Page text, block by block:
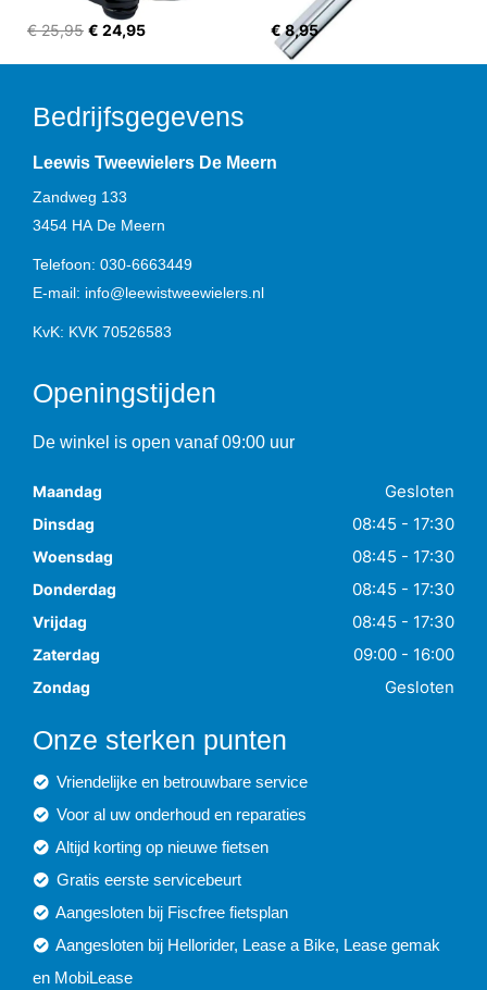
€ 25,95 € 24,95 € 8,95
Bedrijfsgegevens
Leewis Tweewielers De Meern
Zandweg 133
3454 HA De Meern
Telefoon: 030-6663449
E-mail: info@leewistweewielers.nl
KvK: KVK 70526583
Openingstijden
De winkel is open vanaf 09:00 uur
Maandag Gesloten
Dinsdag 08:45 - 17:30
Woensdag 08:45 - 17:30
Donderdag 08:45 - 17:30
Vrijdag 08:45 - 17:30
Zaterdag 09:00 - 16:00
Zondag Gesloten
Onze sterken punten
Vriendelijke en betrouwbare service
Voor al uw onderhoud en reparaties
Altijd korting op nieuwe fietsen
Gratis eerste servicebeurt
Aangesloten bij Fiscfree fietsplan
Aangesloten bij Hellorider, Lease a Bike, Lease gemak
en MobiLease